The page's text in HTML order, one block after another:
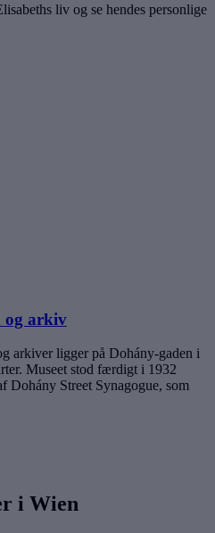
liv og se hendes personlige
og arkiv
arkiver ligger på Dohány-gaden i
Museet stod færdigt i 1932
Dohány Street Synagogue, som
i Wien